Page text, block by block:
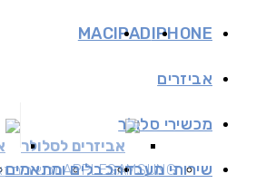
IPHONE
IPAD
MAC
אביזרים
אביזרים לסלולר
מכשירי סלולר
SAMSUNG
APPLEמכשירים שירותי מעבדהכבלים ומתאמים